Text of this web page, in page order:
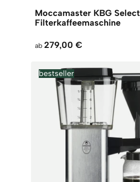
Moccamaster KBG Select
Filterkaffeemaschine
ab 279,00 €
bestseller